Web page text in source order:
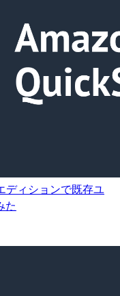
ディションで既存ユ
た